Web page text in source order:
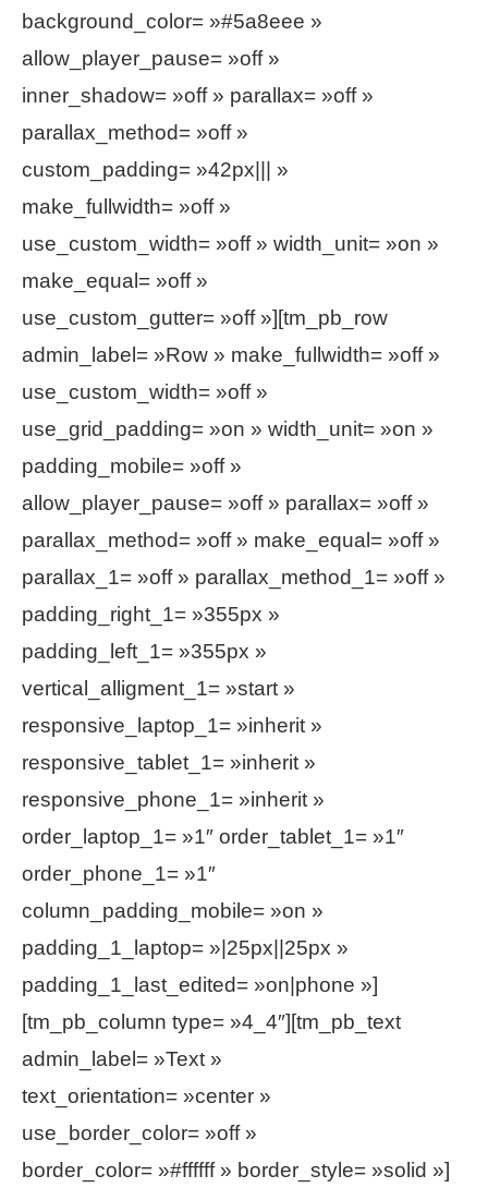
background_color= »#5a8eee »
allow_player_pause= »off »
inner_shadow= »off » parallax= »off »
parallax_method= »off »
custom_padding= »42px||| »
make_fullwidth= »off »
use_custom_width= »off » width_unit= »on »
make_equal= »off »
use_custom_gutter= »off »][tm_pb_row
admin_label= »Row » make_fullwidth= »off »
use_custom_width= »off »
use_grid_padding= »on » width_unit= »on »
padding_mobile= »off »
allow_player_pause= »off » parallax= »off »
parallax_method= »off » make_equal= »off »
parallax_1= »off » parallax_method_1= »off »
padding_right_1= »355px »
padding_left_1= »355px »
vertical_alligment_1= »start »
responsive_laptop_1= »inherit »
responsive_tablet_1= »inherit »
responsive_phone_1= »inherit »
order_laptop_1= »1″ order_tablet_1= »1″
order_phone_1= »1″
column_padding_mobile= »on »
padding_1_laptop= »|25px||25px »
padding_1_last_edited= »on|phone »]
[tm_pb_column type= »4_4″][tm_pb_text
admin_label= »Text »
text_orientation= »center »
use_border_color= »off »
border_color= »#ffffff » border_style= »solid »]